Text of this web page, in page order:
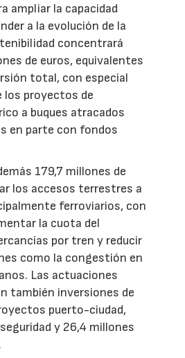
ampliar la capacidad
a la evolución de la
concentrará
de euros, equivalentes
total, con especial
los proyectos de
a buques atracados
en parte con fondos
179,7 millones de
los accesos terrestres a
ferroviarios, con
la cuota del
por tren y reducir
como la congestión en
Las actuaciones
también inversiones de
puerto-ciudad,
y 26,4 millones